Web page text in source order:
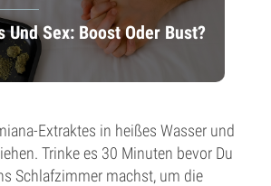
Und Sex: Boost Oder Bust?
Extraktes in heißes Wasser und
Trinke es 30 Minuten bevor Du
Schlafzimmer machst, um die